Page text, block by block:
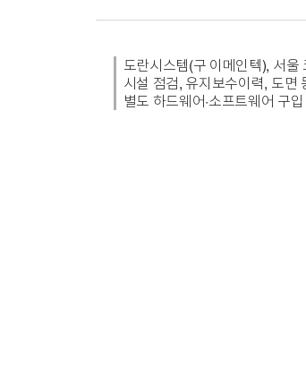
도란시스템(구 이메인텍), 서
시설 점검, 유지보수이력, 도
별도 하드웨어·소프트웨어 구